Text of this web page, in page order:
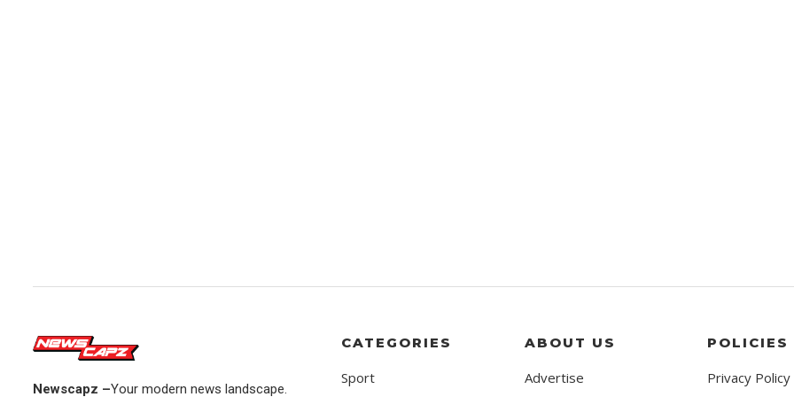
Newscapz –Your modern news landscape.
CATEGORIES
Sport
ABOUT US
Advertise
POLICIES
Privacy Policy